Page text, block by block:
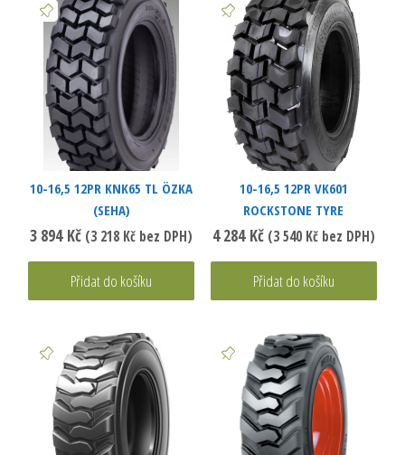
10-16,5 12PR KNK65 TL ÖZKA
(SEHA)
3 894 Kč (3 218 Kč bez DPH)
Přidat do košíku
10-16,5 12PR VK601
ROCKSTONE TYRE
4 284 Kč (3 540 Kčbez DPH)
Přidat do košíku